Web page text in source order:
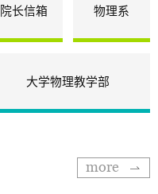
院长信箱 物理系
大学物理教学部
more